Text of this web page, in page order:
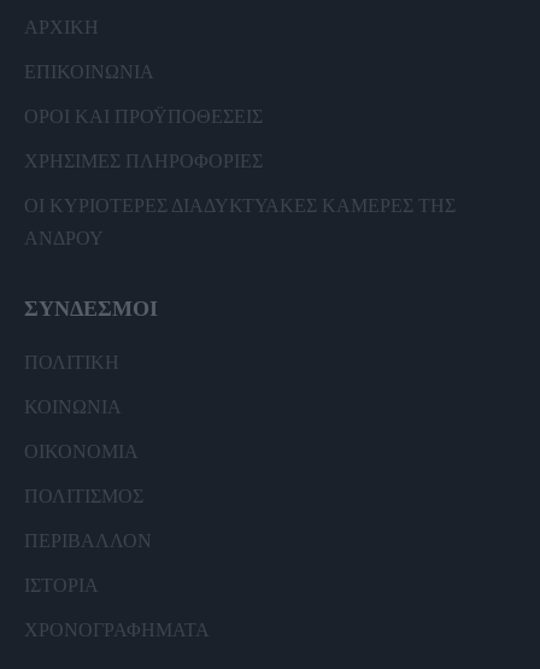
ΑΡΧΙΚΗ
ΕΠΙΚΟΙΝΩΝΙΑ
ΟΡΟΙ ΚΑΙ ΠΡΟΫΠΟΘΕΣΕΙΣ
ΧΡΗΣΙΜΕΣ ΠΛΗΡΟΦΟΡΙΕΣ
ΟΙ ΚΥΡΙΟΤΕΡΕΣ ΔΙΑΔΥΚΤΥΑΚΕΣ ΚΑΜΕΡΕΣ ΤΗΣ
ΑΝΔΡΟΥ
ΣΥΝΔΕΣΜΟΙ
ΠΟΛΙΤΙΚΗ
ΚΟΙΝΩΝΙΑ
ΟΙΚΟΝΟΜΙΑ
ΠΟΛΙΤΙΣΜΟΣ
ΠΕΡΙΒΑΛΛΟΝ
ΙΣΤΟΡΙΑ
ΧΡΟΝΟΓΡΑΦΗΜΑΤΑ